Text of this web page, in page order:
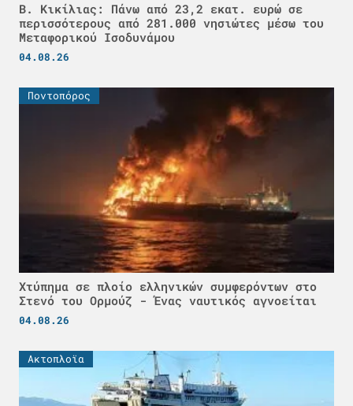
Β. Κικίλιας: Πάνω από 23,2 εκατ. ευρώ σε
περισσότερους από 281.000 νησιώτες μέσω του
Μεταφορικού Ισοδυνάμου
04.08.26
Ποντοπόρος
Χτύπημα σε πλοίο ελληνικών συμφερόντων στο
Στενό του Ορμούζ - Ένας ναυτικός αγνοείται
04.08.26
Ακτοπλοϊα